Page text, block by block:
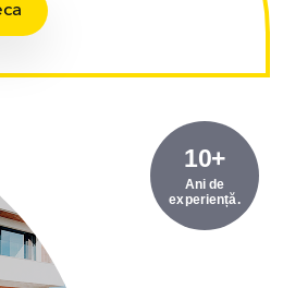
10+
Ani de
experiență.